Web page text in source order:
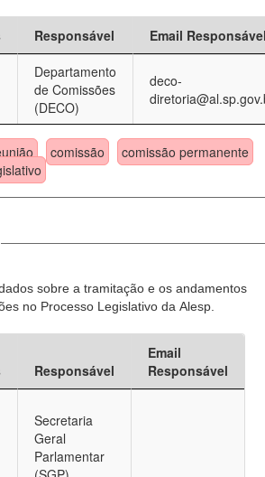
Responsável
Email
Departamento
de Comissões
(DECO)
deco-
comissão
comissão permanente
sobre a tramitação e os andamentos
no Processo Legislativo da Alesp.
Responsável
Email
Responsável
Secretaria
Geral
Parlamentar